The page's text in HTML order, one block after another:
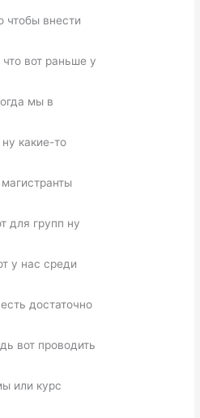
чтобы внести
вот раньше у
мы в
какие-то
для групп ну
у нас среди
достаточно
вот проводить
или курс